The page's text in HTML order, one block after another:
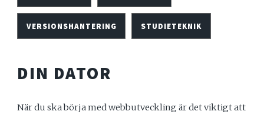
VERSIONSHANTERING STUDIETEKNIK
DIN DATOR
När du ska börja med webbutveckling är det viktigt att